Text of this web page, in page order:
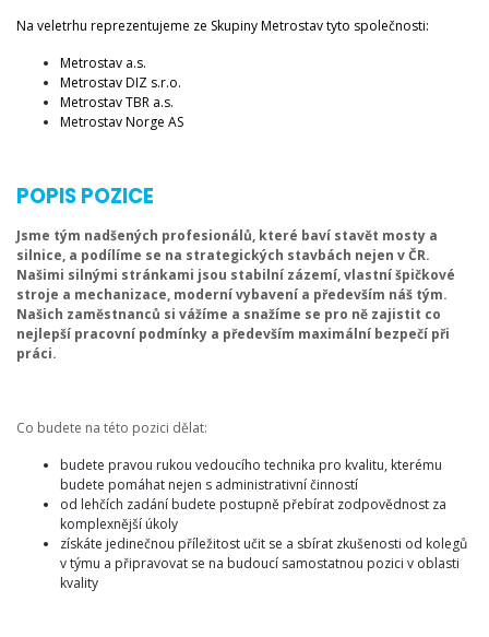
Na veletrhu reprezentujeme ze Skupiny Metrostav tyto společnosti:
Metrostav a.s.
Metrostav DIZ s.r.o.
Metrostav TBR a.s.
Metrostav Norge AS
POPIS POZICE
Jsme tým nadšených profesionálů, které baví stavět mosty a
silnice, a podílíme se na strategických stavbách nejen v ČR.
Našimi silnými stránkami jsou stabilní zázemí, vlastní špičkové
stroje a mechanizace, moderní vybavení a především náš tým.
Našich zaměstnanců si vážíme a snažíme se pro ně zajistit co
nejlepší pracovní podmínky a především maximální bezpečí při
práci.
Co budete na této pozici dělat:
budete pravou rukou vedoucího technika pro kvalitu, kterému
budete pomáhat nejen s administrativní činností
od lehčích zadání budete postupně přebírat zodpovědnost za
komplexnější úkoly
získáte jedinečnou příležitost učit se a sbírat zkušenosti od kolegů
v týmu a připravovat se na budoucí samostatnou pozici v oblasti
kvality